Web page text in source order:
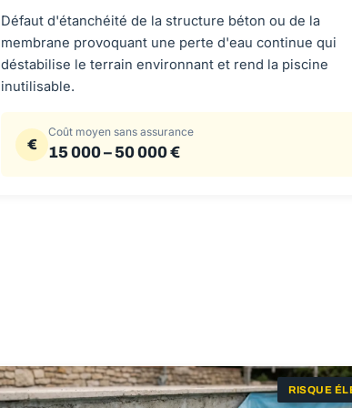
Défaut d'étanchéité de la structure béton ou de la
membrane provoquant une perte d'eau continue qui
déstabilise le terrain environnant et rend la piscine
inutilisable.
€
Coût moyen sans assurance
15 000 – 50 000 €
RISQUE